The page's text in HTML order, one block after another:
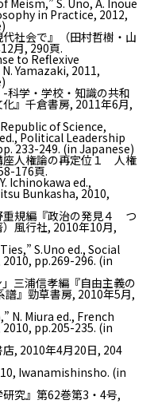
S. Uno, A. Inoue
in Practice, 2012,
社会で』（田村哲樹・山
月, 290頁.
to Reflexive
Yamazaki, 2011,
-科学・学校・知識の共和
』千倉書房, 2011年6月,
of Science,
Political Leadership
233-249. (in Japanese)
座人権論の再定位１ 人権
176頁.
Ichinokawa ed.,
Bunkasha, 2010,
重規編『政治の発見４ つ
風行社, 2010年10月,
S.Uno ed., Social
2010, pp.269-296. (in
三浦信孝編『自由主義の
』勁草書房, 2010年5月,
N. Miura ed., French
pp.205-235. (in
店, 2010年4月20日, 204
Iwanamishinsho. (in
研究』第62巻第3・4号,